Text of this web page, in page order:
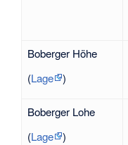
Boberger Höhe
(Lage )
Boberger Lohe
(Lage )